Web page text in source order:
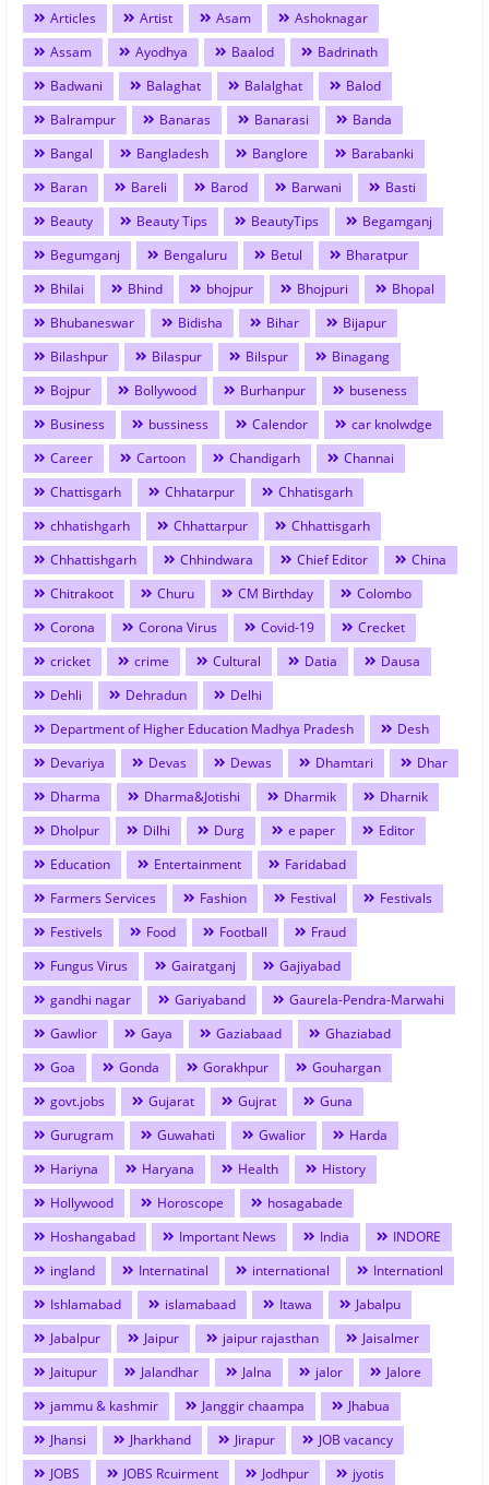
Articles Artist Asam
Ashoknagar
Assam
Ayodhya Baalod
Badrinath
Badwani
Balaghat Balalghat
Balod
Balrampur
Banaras Banarasi
Banda
Bangal
Bangladesh Banglore
Barabanki
Baran
Bareli Barod Barwani
Basti
Beauty
Beauty Tips BeautyTips
Begamganj
Begumganj
Bengaluru Betul
Bharatpur
Bhilai
Bhind bhojpur Bhojpuri
Bhopal
Bhubaneswar
Bidisha Bihar
Bijapur
Bilashpur
Bilaspur Bilspur
Binagang
Bojpur
Bollywood Burhanpur
buseness
Business
bussiness Calendor
car knolwdge
Career
Cartoon Chandigarh
Channai
Chattisgarh
Chhatarpur
Chhatisgarh
chhatishgarh
Chhattarpur
Chhattisgarh
Chhattishgarh
Chhindwara Chief Editor
China
Chitrakoot
Churu CM Birthday
Colombo
Corona
Corona Virus Covid-19
Crecket
cricket
crime Cultural Datia
Dausa
Dehli
Dehradun
Delhi
Department of Higher Education Madhya Pradesh
Desh
Devariya
Devas Dewas Dhamtari
Dhar
Dharma
Dharma&Jotishi Dharmik
Dharnik
Dholpur
Dilhi Durg e paper
Editor
Education
Entertainment
Faridabad
Farmers Services
Fashion Festival
Festivals
Festivels
Food Football
Fraud
Fungus Virus
Gairatganj
Gajiyabad
gandhi nagar
Gariyaband
Gaurela-Pendra-Marwahi
Gawlior
Gaya Gaziabaad
Ghaziabad
Goa
Gonda Gorakhpur
Gouhargan
govt.jobs
Gujarat Gujrat
Guna
Gurugram
Guwahati Gwalior
Harda
Hariyna
Haryana Health
History
Hollywood
Horoscope
hosagabade
Hoshangabad
Important News India
INDORE
ingland
Internatinal international
Internationl
Ishlamabad
islamabaad Itawa
Jabalpu
Jabalpur
Jaipur jaipur rajasthan
Jaisalmer
Jaitupur
Jalandhar Jalna jalor
Jalore
jammu & kashmir
Janggir chaampa
Jhabua
Jhansi
Jharkhand Jirapur
JOB vacancy
JOBS
JOBS Rcuirment Jodhpur
jyotis